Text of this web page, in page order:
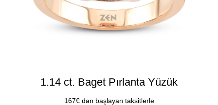
1.14 ct. Baget Pırlanta Yüzük
167€ dan başlayan taksitlerle